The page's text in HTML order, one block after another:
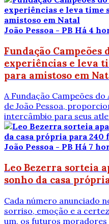
João Pessoa - PB Há 4
Fundação Campeões
experiências e leva
para amistoso em
A Fundação Campeões
de João Pessoa,
intercâmbio para seus
João Pessoa - PB Há 7
Leo Bezerra sorteia
sonho da casa
Cada número anunciado
sorriso, emoção e a
um, os futuros moradores